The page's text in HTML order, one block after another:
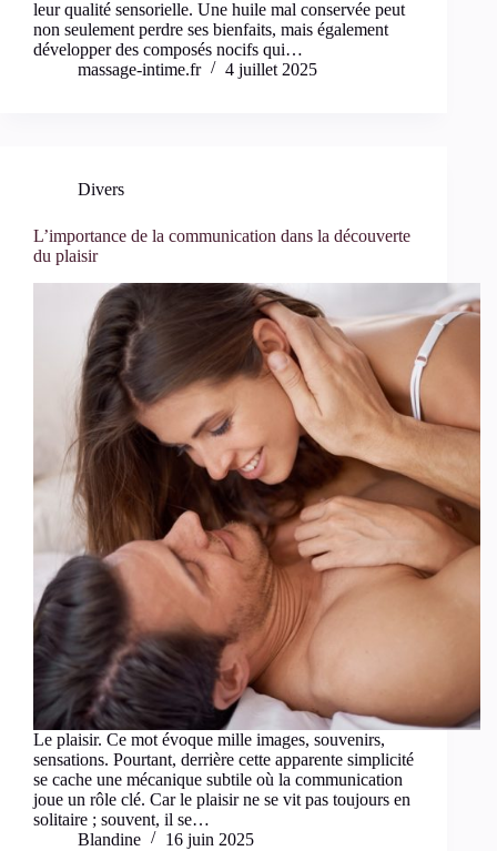
leur qualité sensorielle. Une huile mal conservée peut
non seulement perdre ses bienfaits, mais également
développer des composés nocifs qui…
massage-intime.fr
4 juillet 2025
Divers
L’importance de la communication dans la découverte
du plaisir
Le plaisir. Ce mot évoque mille images, souvenirs,
sensations. Pourtant, derrière cette apparente simplicité
se cache une mécanique subtile où la communication
joue un rôle clé. Car le plaisir ne se vit pas toujours en
solitaire ; souvent, il se…
Blandine
16 juin 2025